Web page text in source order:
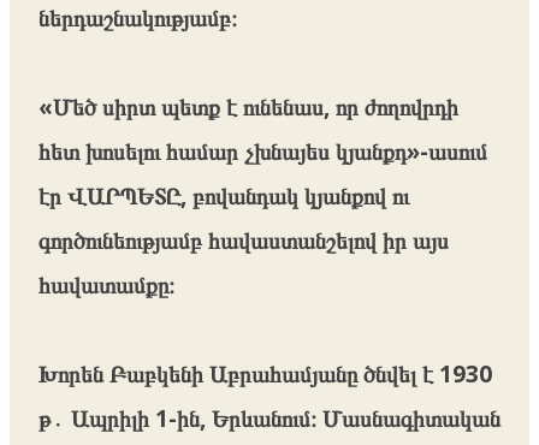
ներդաշնակությամբ։
«Մեծ սիրտ պետք է ունենաս, որ ժողովրդի
հետ խոսելու համար չխնայես կյանքդ»-ասում
էր ՎԱՐՊԵՏԸ, բովանդակ կյանքով ու
գործունեությամբ հավաստանշելով իր այս
հավատամքը։
Խորեն Բաբկենի Աբրահամյանը ծնվել է 1930
թ․ Ապրիլի 1-ին, Երևանում։ Մասնագիտական